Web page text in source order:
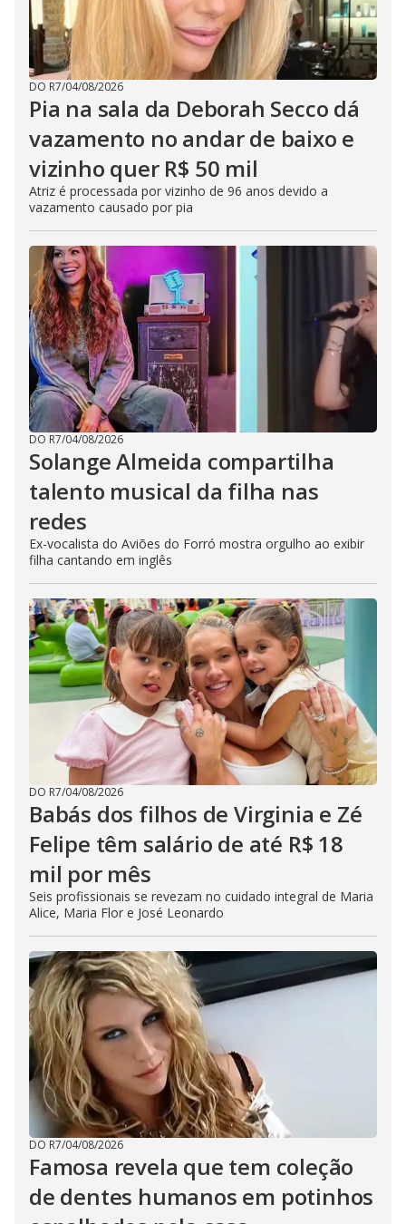
DO R7/04/08/2026
Pia na sala da Deborah Secco dá
vazamento no andar de baixo e
vizinho quer R$ 50 mil
Atriz é processada por vizinho de 96 anos devido a
vazamento causado por pia
DO R7/04/08/2026
Solange Almeida compartilha
talento musical da filha nas
redes
Ex-vocalista do Aviões do Forró mostra orgulho ao exibir
filha cantando em inglês
DO R7/04/08/2026
Babás dos filhos de Virginia e Zé
Felipe têm salário de até R$ 18
mil por mês
Seis profissionais se revezam no cuidado integral de Maria
Alice, Maria Flor e José Leonardo
DO R7/04/08/2026
Famosa revela que tem coleção
de dentes humanos em potinhos